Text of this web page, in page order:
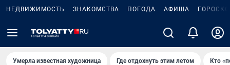
НЕДВИЖИМОСТЬ ЗНАКОМСТВА ПОГОДА АФИША
Умерла известная художница Где отдохнуть этим летом Кто